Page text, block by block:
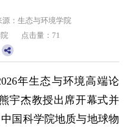
源：生态与环境学院
点击量： 71
年生态与环境高端论
宇杰教授出席开幕式并
国科学院地质与地球物